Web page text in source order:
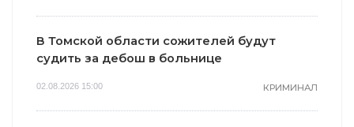
В Томской области сожителей будут
судить за дебош в больнице
02.08.2026 15:00 КРИМИНАЛ